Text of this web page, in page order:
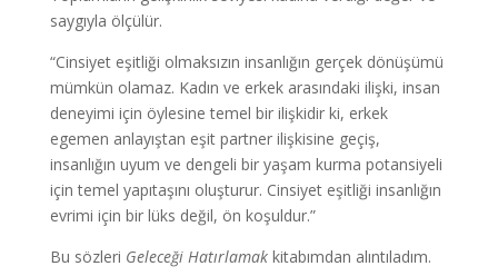
saygıyla ölçülür.
“Cinsiyet eşitliği olmaksızın insanlığın gerçek dönüşümü
mümkün olamaz. Kadın ve erkek arasındaki ilişki, insan
deneyimi için öylesine temel bir ilişkidir ki, erkek
egemen anlayıştan eşit partner ilişkisine geçiş,
insanlığın uyum ve dengeli bir yaşam kurma potansiyeli
için temel yapıtaşını oluşturur. Cinsiyet eşitliği insanlığın
evrimi için bir lüks değil, ön koşuldur.”
Bu sözleri Geleceği Hatırlamak kitabımdan alıntıladım.